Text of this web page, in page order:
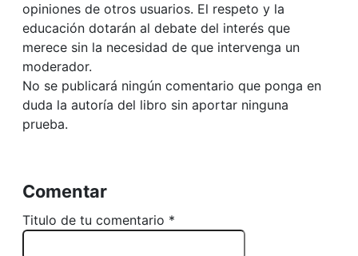
opiniones de otros usuarios. El respeto y la
educación dotarán al debate del interés que
merece sin la necesidad de que intervenga un
moderador.
No se publicará ningún comentario que ponga en
duda la autoría del libro sin aportar ninguna
prueba.
Comentar
Titulo de tu comentario *